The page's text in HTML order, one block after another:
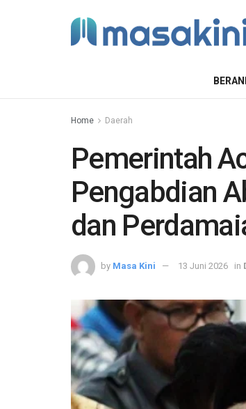
Home Daerah
Pemerintah
Pengabdian
dan
by Masa Kini 13 Juni 2026 in